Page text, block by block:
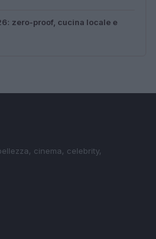
zero-proof, cucina locale e
cinema, celebrity,